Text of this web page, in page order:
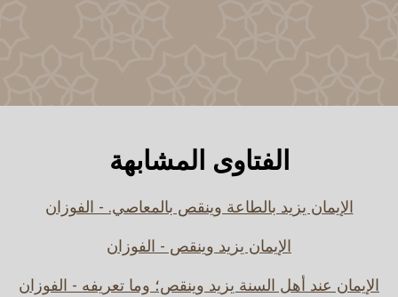
الفتاوى المشابهة
الإيمان يزيد بالطاعة وينقص بالمعاصي. - الفوزان
الإيمان يزيد وينقص - الفوزان
الإيمان عند أهل السنة يزيد وينقص؛ وما تعريفه - الفوزان